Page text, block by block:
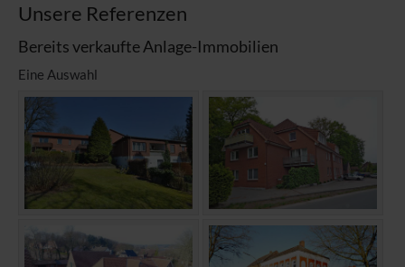
Unsere Referenzen
Bereits verkaufte Anlage-Immobilien
Eine Auswahl